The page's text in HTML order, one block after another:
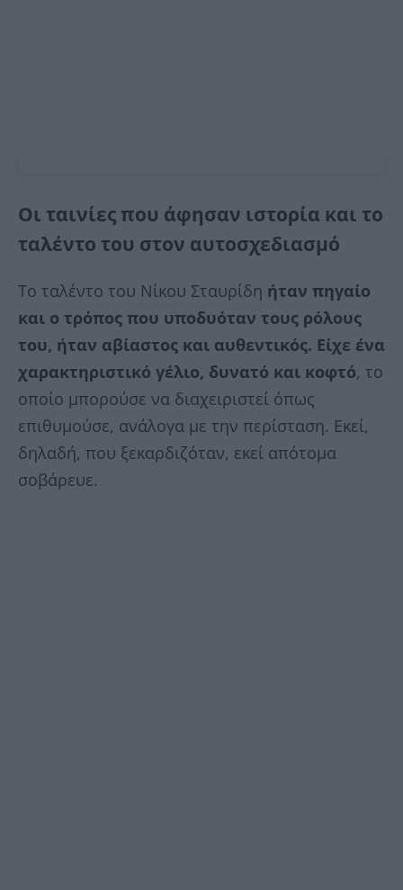
Οι ταινίες που άφησαν ιστορία και το
ταλέντο του στον αυτοσχεδιασμό
Το ταλέντο του Νίκου Σταυρίδη ήταν πηγαίο
και ο τρόπος που υποδυόταν τους ρόλους
του, ήταν αβίαστος και αυθεντικός. Είχε ένα
χαρακτηριστικό γέλιο, δυνατό και κοφτό, το
οποίο μπορούσε να διαχειριστεί όπως
επιθυμούσε, ανάλογα με την περίσταση. Εκεί,
δηλαδή, που ξεκαρδιζόταν, εκεί απότομα
σοβάρευε.